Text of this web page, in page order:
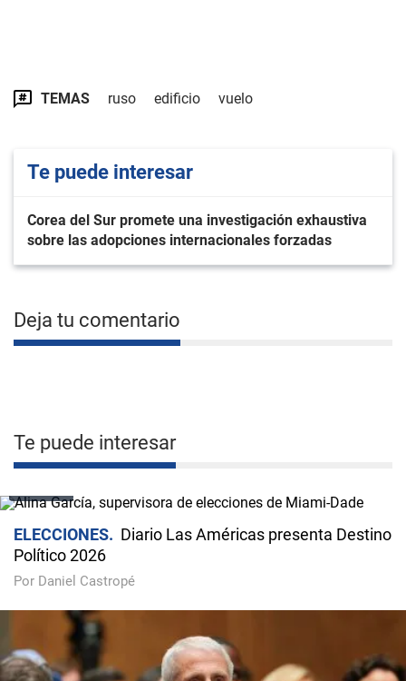
TEMAS ruso edificio vuelo
Te puede interesar
Corea del Sur promete una investigación exhaustiva
sobre las adopciones internacionales forzadas
Deja tu comentario
Te puede interesar
ELECCIONES
Diario Las Américas presenta Destino
Político 2026
Por Daniel Castropé